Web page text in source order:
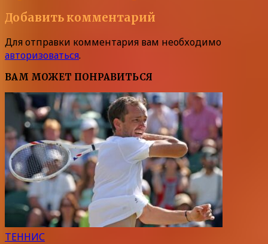
Добавить комментарий
Для отправки комментария вам необходимо
авторизоваться.
ВАМ МОЖЕТ ПОНРАВИТЬСЯ
ТЕННИС